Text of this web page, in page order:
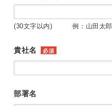
(30文字以内) 例：山田太郎
貴社名 必須
部署名